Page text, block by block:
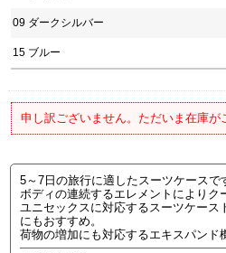
09 ダークシルバー
15 ブルー
申し訳ございません。ただいま在庫が
5～7日の旅行に適したスーツケースで
ボディの連続するエレメントによりク
ユニセックスに対応するスーツケース
にもおすすめ。
荷物の増加にも対応するエキスパンド